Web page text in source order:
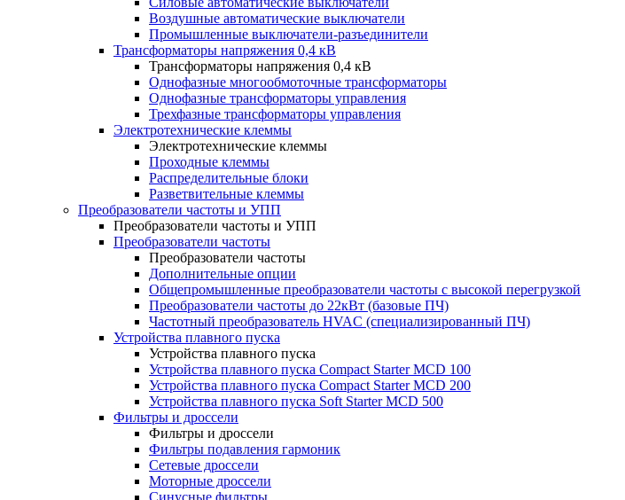
Воздушные автоматические выключатели
Промышленные выключатели-разъединители
Трансформаторы напряжения 0,4 кВ
Трансформаторы напряжения 0,4 кВ
Однофазные многообмоточные трансформаторы
Однофазные трансформаторы управления
Трехфазные трансформаторы управления
Электротехнические клеммы
Электротехнические клеммы
Проходные клеммы
Распределительные блоки
Разветвительные клеммы
Преобразователи частоты и УПП
Преобразователи частоты и УПП
Преобразователи частоты
Преобразователи частоты
Дополнительные опции
Общепромышленные преобразователи частоты с высокой перегрузкой
Преобразователи частоты до 22кВт (базовые ПЧ)
Частотный преобразователь HVAC (специализированный ПЧ)
Устройства плавного пуска
Устройства плавного пуска
Устройства плавного пуска Compact Starter MCD 100
Устройства плавного пуска Compact Starter MCD 200
Устройства плавного пуска Soft Starter MCD 500
Фильтры и дроссели
Фильтры и дроссели
Фильтры подавления гармоник
Сетевые дроссели
Моторные дроссели
Синусные фильтры